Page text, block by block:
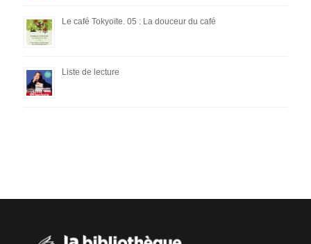
Le café Tokyoïte. 05 : La douceur du café
Liste de lecture